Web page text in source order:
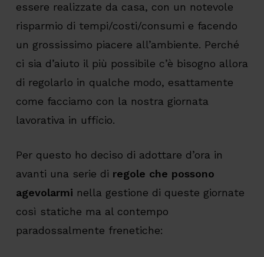
essere realizzate da casa, con un notevole
risparmio di tempi/costi/consumi e facendo
un grossissimo piacere all’ambiente. Perché
ci sia d’aiuto il più possibile c’è bisogno allora
di regolarlo in qualche modo, esattamente
come facciamo con la nostra giornata
lavorativa in ufficio.
Per questo ho deciso di adottare d’ora in
avanti una serie di regole che possono
agevolarmi nella gestione di queste giornate
così statiche ma al contempo
paradossalmente frenetiche: